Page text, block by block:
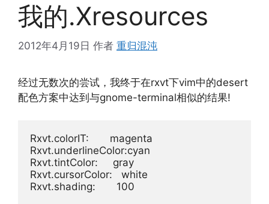
我的.Xresources
2012年4月19日 作者 重归混沌
经过无数次的尝试，我终于在rxvt下vim中的desert
配色方案中达到与gnome-terminal相似的结果!
Rxvt.colorIT:       magenta
Rxvt.underlineColor:cyan
Rxvt.tintColor:     gray
Rxvt.cursorColor:   white
Rxvt.shading:       100